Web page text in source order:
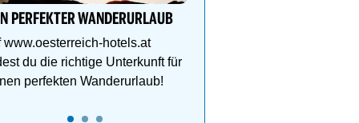
PERFEKTER WANDERURLAUB
www.oesterreich-hotels.at
du die richtige Unterkunft für
perfekten Wanderurlaub!